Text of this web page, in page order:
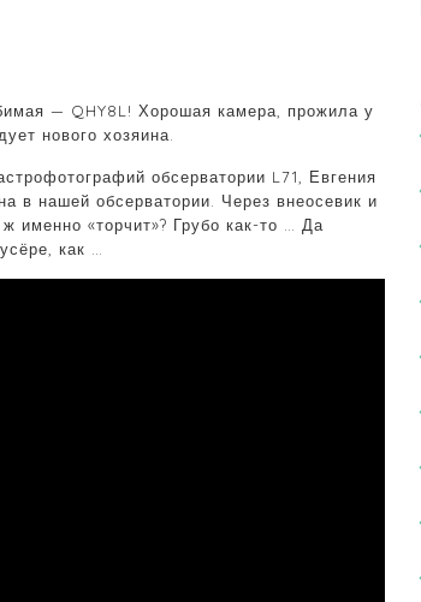
— QHY8L! Хорошая камера, прожила у
нового хозяина.
обсерватории L71, Евгения
в нашей обсерватории. Через внеосевик и
именно «торчит»? Грубо как-то … Да
как …